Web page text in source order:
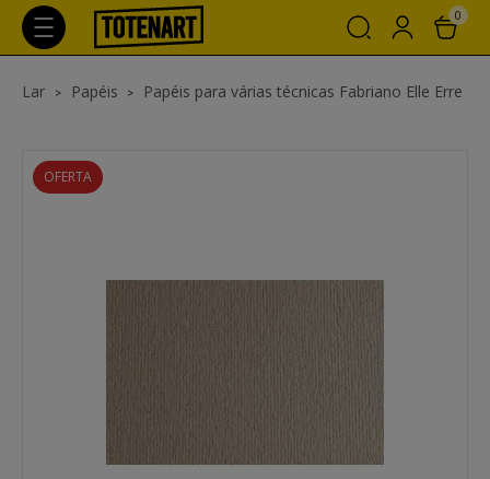
0
Lar Papéis Papéis para várias técnicas Fabriano Elle Erre
OFERTA